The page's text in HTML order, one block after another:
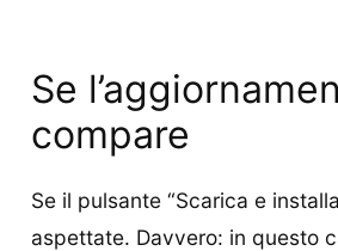
Se
compare
Se il pulsante “Scarica e
aspettate. Davvero: in questo